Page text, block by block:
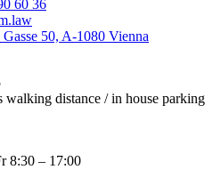
60 36
50, A-1080 Vienna
walking distance / in house parking
8:30 – 17:00